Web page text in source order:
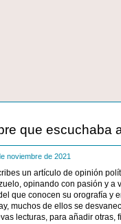
que escuchaba
noviembre de 2021
un artículo de opinión
opinando con pasión y a
que conocen su orografía y
muchos de ellos se
lecturas, para añadir otras,